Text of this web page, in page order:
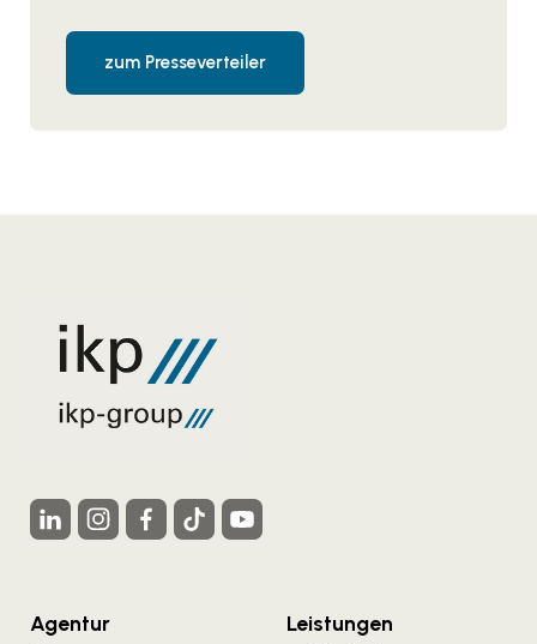
zum Presseverteiler
Agentur
Leistungen